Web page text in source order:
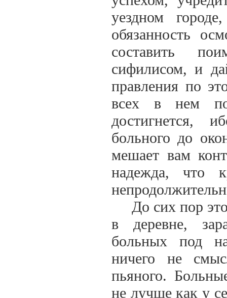
уездном
обязанность
составить
сифилисом, и
правления по
всех в нем
достигнется,
больного до
мешает вам
надежда, что
До сих пор это
в деревне,
больных под
ничего не
пьяного.
не лучше как у